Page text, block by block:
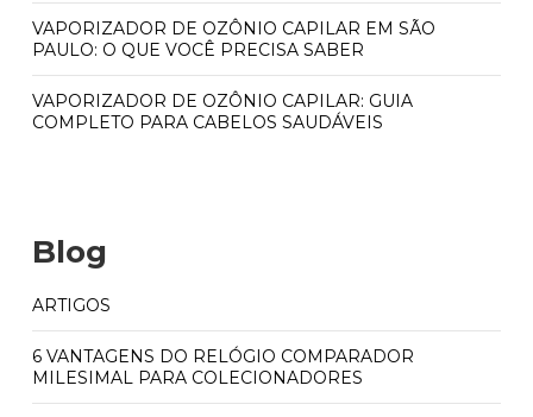
VAPORIZADOR DE OZÔNIO CAPILAR EM SÃO
PAULO: O QUE VOCÊ PRECISA SABER
VAPORIZADOR DE OZÔNIO CAPILAR: GUIA
COMPLETO PARA CABELOS SAUDÁVEIS
Blog
ARTIGOS
6 VANTAGENS DO RELÓGIO COMPARADOR
MILESIMAL PARA COLECIONADORES